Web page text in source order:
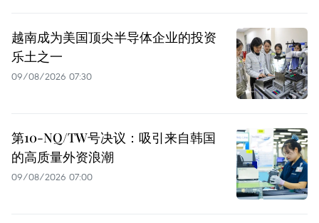
越南成为美国顶尖半导体企业的投资
乐土之一
09/08/2026 07:30
第10-NQ/TW号决议：吸引来自韩国
的高质量外资浪潮
09/08/2026 07:00